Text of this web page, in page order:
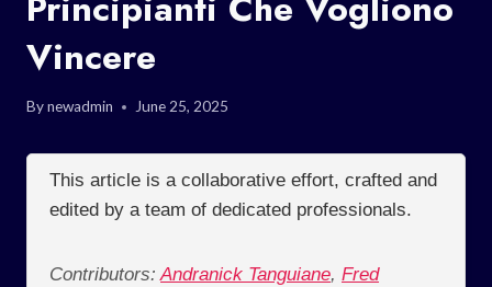
Vincere
Bynewadmin June 25, 2025
This article is a collaborative effort, crafted and
edited by a team of dedicated professionals.
Contributors:Andranick Tanguiane, Fred